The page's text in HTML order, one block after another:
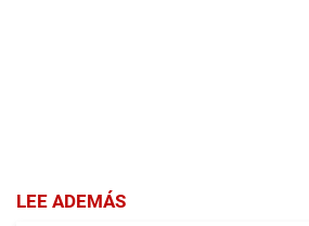
LEE ADEMÁS